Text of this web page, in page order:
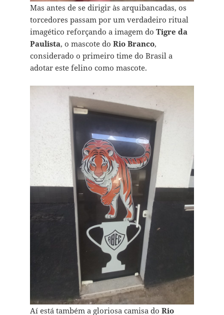
Mas antes de se dirigir às arquibancadas, os
torcedores passam por um verdadeiro ritual
imagético reforçando a imagem do Tigre da
Paulista, o mascote do Rio Branco,
considerado o primeiro time do Brasil a
adotar este felino como mascote.
Aí está também a gloriosa camisa do Rio